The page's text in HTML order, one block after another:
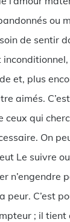
ou
de sentir
et, plus
aimés.
ceux qui
On
Le suivre
n’engendre
peur. C’est
; il tient